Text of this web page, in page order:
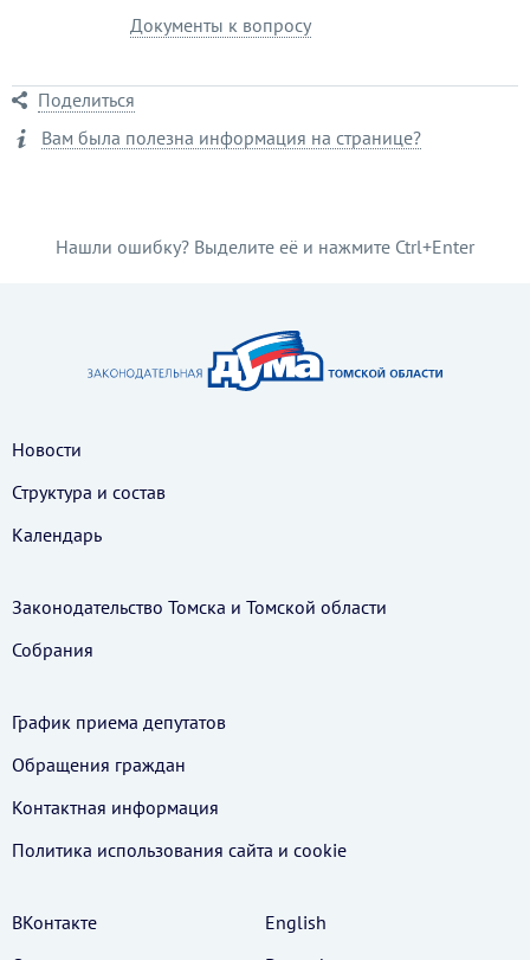
Документы к вопросу
Поделиться
Вам была полезна информация на странице?
Нашли ошибку? Выделите её и нажмите Ctrl+Enter
Новости
Структура и состав
Календарь
Законодательство Томска и Томской области
Собрания
График приема депутатов
Обращения граждан
Контактная информация
Политика использования cайта и cookie
ВКонтакте
English